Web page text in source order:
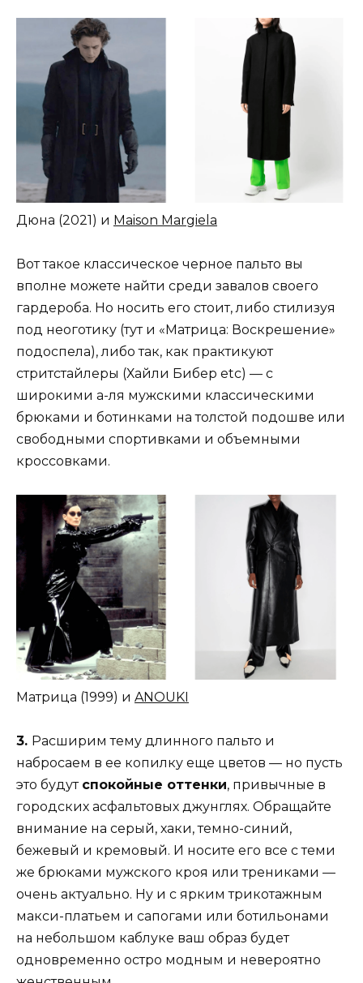
Дюна (2021) и Maison Margiela
Вот такое классическое черное пальто вы
вполне можете найти среди завалов своего
гардероба. Но носить его стоит, либо стилизуя
под неоготику (тут и «Матрица: Воскрешение»
подоспела), либо так, как практикуют
стритстайлеры (Хайли Бибер etc) — с
широкими а-ля мужскими классическими
брюками и ботинками на толстой подошве или
свободными спортивками и объемными
кроссовками.
Матрица (1999) и ANOUKI
3. Расширим тему длинного пальто и
набросаем в ее копилку еще цветов — но пусть
это будут спокойные оттенки, привычные в
городских асфальтовых джунглях. Обращайте
внимание на серый, хаки, темно-синий,
бежевый и кремовый. И носите его все с теми
же брюками мужского кроя или трениками —
очень актуально. Ну и с ярким трикотажным
макси-платьем и сапогами или ботильонами
на небольшом каблуке ваш образ будет
одновременно остро модным и невероятно